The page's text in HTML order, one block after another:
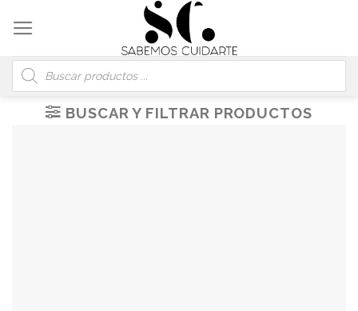
content
Búsqueda
de
productos
BUSCAR Y FILTRAR PRODUCTOS